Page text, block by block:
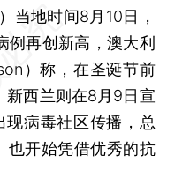
当地时间8月10日，
例再创新高，澳大利
）称，在圣诞节前
新西兰则在8月9日宣
病毒社区传播，总
也开始凭借优秀的抗